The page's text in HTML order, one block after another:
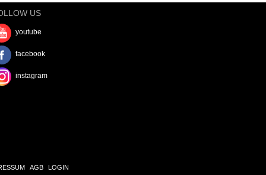
US
youtube
facebook
instagram
AGB LOGIN